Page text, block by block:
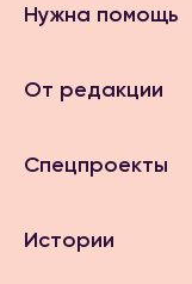
Нужна помощь
От редакции
Спецпроекты
Истории